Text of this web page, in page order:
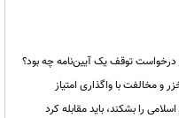
درخواست توقف یک آیین‌نامه چه بود؟
و مخالفت با واگذاری امتیاز
را بشکند، باید مقابله کرد